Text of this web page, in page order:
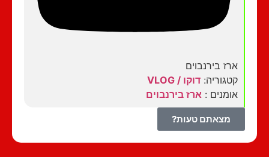
ארז בירנבוים
קטגוריה:דוקו / VLOG
אומנים :ארז בירנבוים
מצאתם טעות?